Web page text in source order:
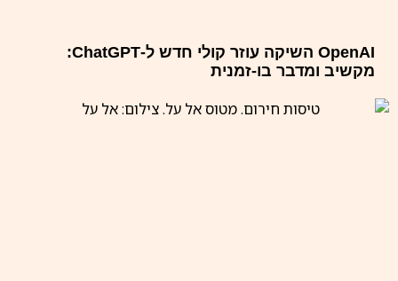
OpenAI השיקה עוזר קולי חדש ל-ChatGPT:
מקשיב ומדבר בו-זמנית